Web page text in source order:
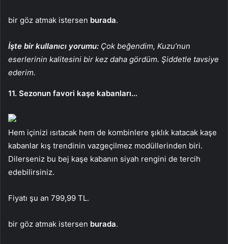
bir göz atmak istersen burada.
İşte bir kullanıcı yorumu: Çok beğendim, Kuzu’nun
eserlerinin kalitesini bir kez daha gördüm. Şiddetle tavsiye
ederim.
11. Sezonun favori kaşe kabanları…
Hem içinizi ısıtacak hem de kombinlere şıklık katacak kaşe
kabanlar kış trendinin vazgeçilmez modüllerinden biri.
Dilerseniz bu bej kaşe kabanın siyah rengini de tercih
edebilirsiniz.
Fiyatı şu an 799,99 TL.
bir göz atmak istersen burada.